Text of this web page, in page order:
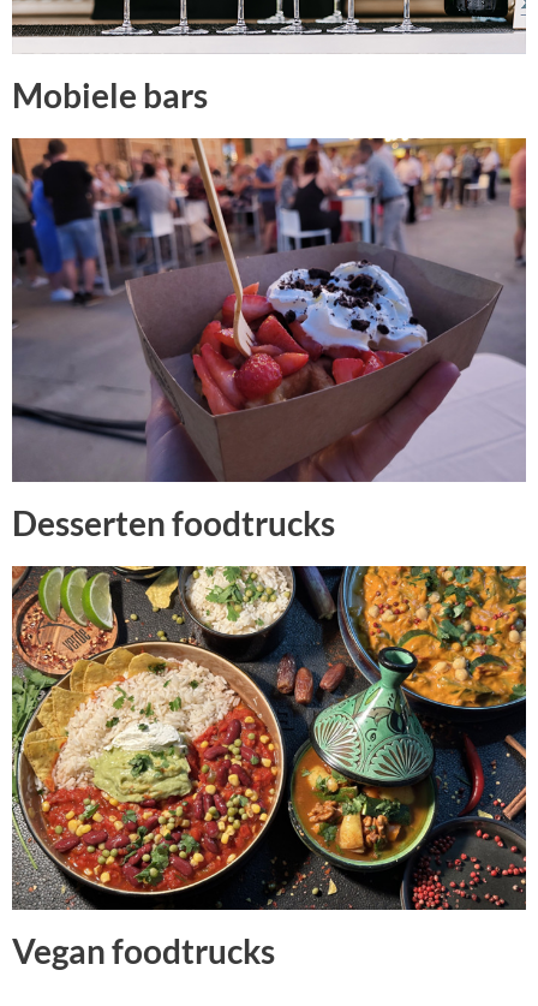
Mobiele bars
Desserten foodtrucks
Vegan foodtrucks